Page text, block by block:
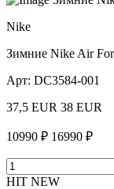
Nike
Зимние Nike Air
Арт: DC3584-001
37,5 EUR 38 EUR
10990 ₽ 16990 ₽
HIT NEW